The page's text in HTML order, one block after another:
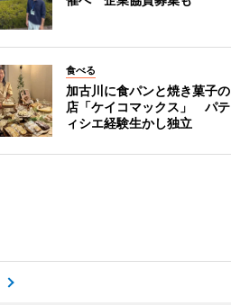
食べる
加古川に食パンと焼き菓子の
店「ケイコマックス」 パテ
ィシエ経験生かし独立